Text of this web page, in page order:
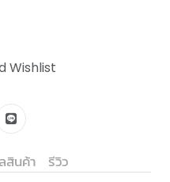
Wishlist
สินค้า รีวิว